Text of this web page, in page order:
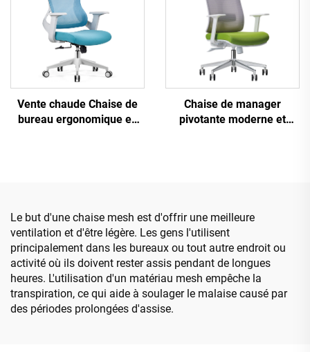
Vente chaude Chaise de
bureau ergonomique en
Chaise de manager
pivotante moderne et
Le but d'une chaise mesh est d'offrir une meilleure
ventilation et d'être légère. Les gens l'utilisent
principalement dans les bureaux ou tout autre endroit ou
activité où ils doivent rester assis pendant de longues
heures. L'utilisation d'un matériau mesh empêche la
transpiration, ce qui aide à soulager le malaise causé par
des périodes prolongées d'assise.